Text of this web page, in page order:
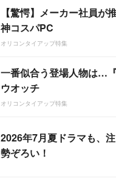
【驚愕】メーカー社員が
神コスパPC
オリコンタイアップ特集
一番似合う登場人物は…
ウオッチ
オリコンタイアップ特集
2026年7月夏ドラマも、
勢ぞろい！